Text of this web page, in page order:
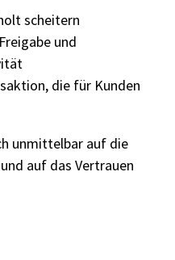
scheitern
und
die für Kunden
unmittelbar auf die
auf das Vertrauen